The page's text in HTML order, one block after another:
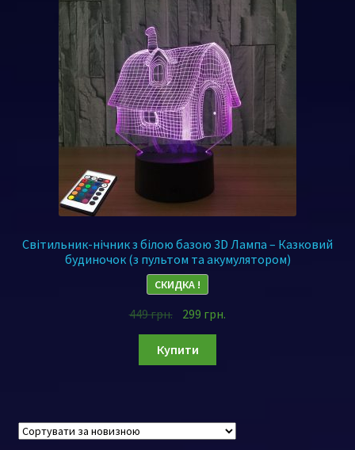
Світильник-нічник з білою базою 3D Лампа – Казковий
будиночок (з пультом та акумулятором)
СКИДКА !
449грн. 299 грн.
Купити